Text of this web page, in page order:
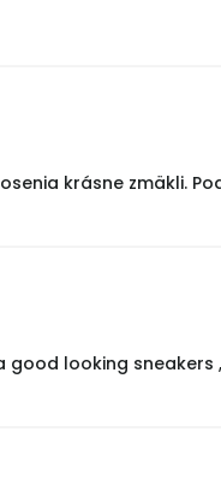
krásne zmäkli.
looking